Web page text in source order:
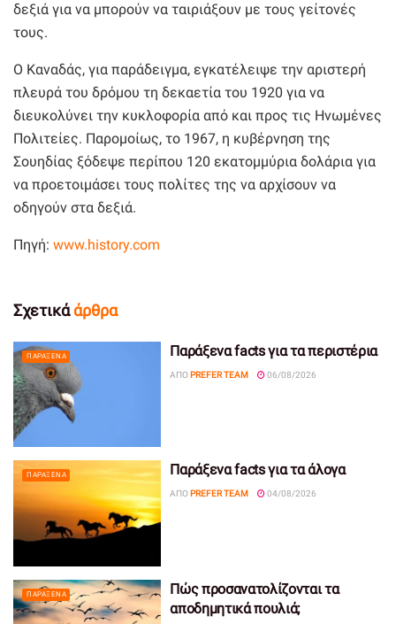
δεξιά για να μπορούν να ταιριάξουν με τους γείτονές
τους.
Ο Καναδάς, για παράδειγμα, εγκατέλειψε την αριστερή
πλευρά του δρόμου τη δεκαετία του 1920 για να
διευκολύνει την κυκλοφορία από και προς τις Ηνωμένες
Πολιτείες. Παρομοίως, το 1967, η κυβέρνηση της
Σουηδίας ξόδεψε περίπου 120 εκατομμύρια δολάρια για
να προετοιμάσει τους πολίτες της να αρχίσουν να
οδηγούν στα δεξιά.
Πηγή: www.history.com
Σχετικάάρθρα
ΠΑΡΆΞΕΝΑ Παράξενα facts για τα περιστέρια
ΑΠΌ PREFER TEAM 06/08/2026
ΠΑΡΆΞΕΝΑ Παράξενα facts για τα άλογα
ΑΠΌ PREFER TEAM 04/08/2026
ΠΑΡΆΞΕΝΑ
Πώς προσανατολίζονται τα
αποδημητικά πουλιά;